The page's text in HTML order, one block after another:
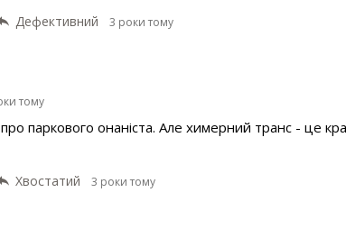
Дефективний 3 роки тому
тому
паркового онаніста. Але химерний транс - це
Хвостатий 3 роки тому